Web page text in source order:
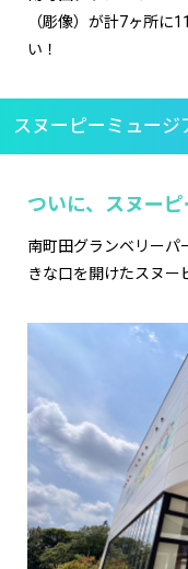
（彫像）が計7ヶ所に
い！
スヌーピーミュージ
ついに、スヌー
南町田グランベリーパ
きな口を開けたスヌー